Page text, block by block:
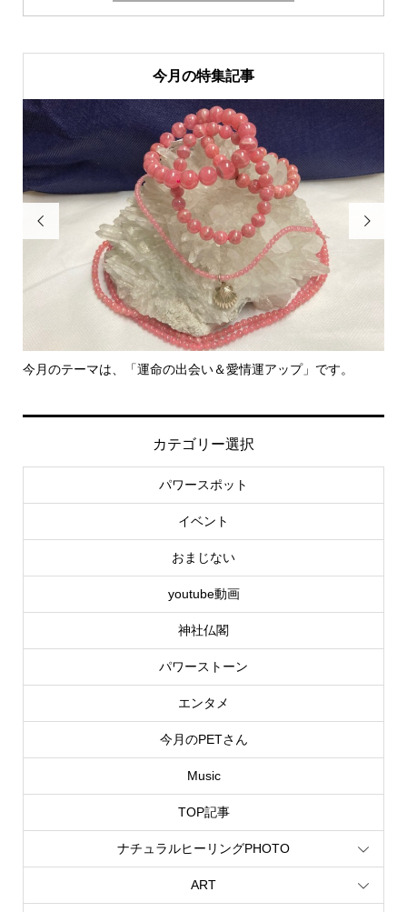
今月の特集記事

今月のテーマは、「運命の出会い＆愛情運アップ」です。

カテゴリー選択
パワースポット
イベント
おまじない
youtube動画
神社仏閣
パワーストーン
エンタメ
今月のPETさん
Music
TOP記事
ナチュラルヒーリングPHOTO
ART